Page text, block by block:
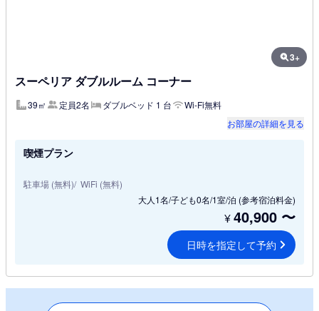
3+
スーペリア ダブルルーム コーナー
39㎡ 定員2名 ダブルベッド 1 台
Wi-Fi無料
お部屋の詳細を見る
喫煙プラン
駐車場 (無料) WiFi (無料)
大人1名/子ども0名/1室/泊 (参考宿泊料金)
¥40,900 〜
日時を指定して予約